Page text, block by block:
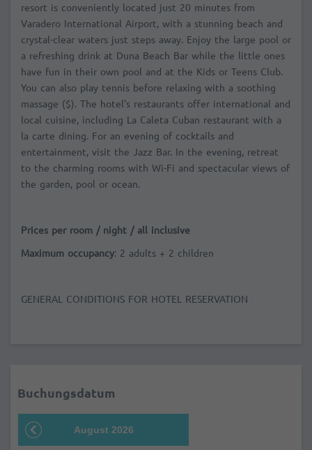
resort is conveniently located just 20 minutes from
Varadero International Airport, with a stunning beach and
crystal-clear waters just steps away. Enjoy the large pool or
a refreshing drink at Duna Beach Bar while the little ones
have fun in their own pool and at the Kids or Teens Club.
You can also play tennis before relaxing with a soothing
massage ($). The hotel's restaurants offer international and
local cuisine, including La Caleta Cuban restaurant with a
la carte dining. For an evening of cocktails and
entertainment, visit the Jazz Bar. In the evening, retreat
to the charming rooms with Wi-Fi and spectacular views of
the garden, pool or ocean.
Prices per room / night / all inclusive
Maximum occupancy: 2 adults + 2 children
GENERAL CONDITIONS FOR HOTEL RESERVATION
Buchungsdatum
August 2026